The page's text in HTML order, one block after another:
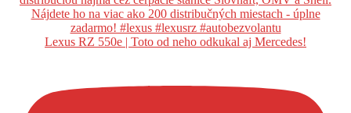
Lexus RZ 550e | Toto od neho odkukal aj Mercedes!